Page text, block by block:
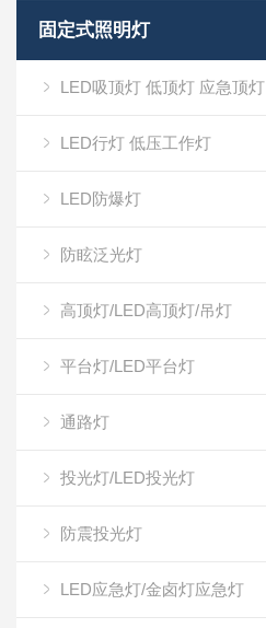
固定式照明灯
LED吸顶灯 低顶灯 应急顶灯
LED行灯 低压工作灯
LED防爆灯
防眩泛光灯
高顶灯/LED高顶灯/吊灯
平台灯/LED平台灯
通路灯
投光灯/LED投光灯
防震投光灯
LED应急灯/金卤灯应急灯